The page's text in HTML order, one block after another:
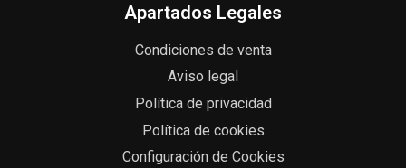
Apartados Legales
Condiciones de venta
Aviso legal
Política de privacidad
Política de cookies
Configuración de Cookies